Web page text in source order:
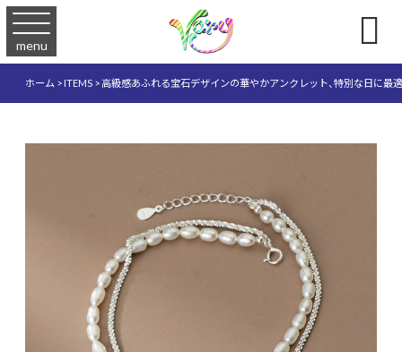
menu 
ホーム>ITEMS>高級感あふれる宝石デザインの華やかアンクレット、特別な日に最